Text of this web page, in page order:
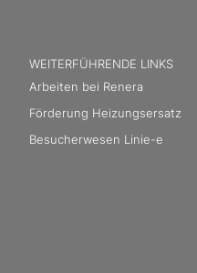
WEITERFÜHRENDE LINKS
Arbeiten bei Renera
Förderung Heizungsersatz
Besucherwesen Linie-e